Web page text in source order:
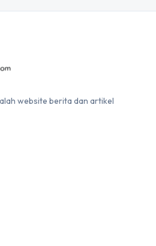
website berita dan artikel